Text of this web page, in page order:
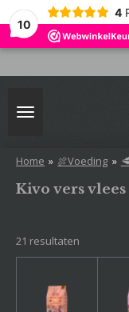
10
4
Home » 🍖Voeding »
Kivo vers
21 resultaten